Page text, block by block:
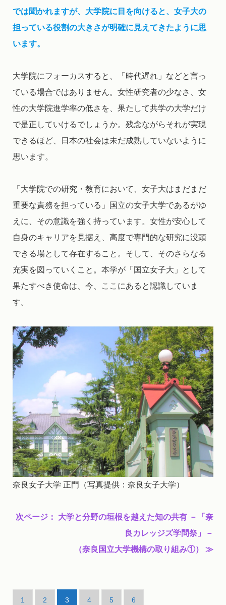
では聞かれますが、大学院に目を向けると、女子大の
担っている役割の大きさが明確に見えてきたように思
います。
大学院にフォーカスすると、「時代遅れ」などと言っ
ている場合ではありません。女性研究者の少なさ、女
性の大学院進学率の低さを、果たして共学の大学だけ
で是正していけるでしょうか。残念ながらそれが実現
できるほど、日本の社会は未だ成熟していないように
思います。
「大学院での研究・教育において、女子大はまだまだ
重要な責務を担っている」国立の女子大学であるがゆ
えに、その意識を強く持っています。女性が安心して
自身のキャリアを見据え、高度で専門的な研究に没頭
できる場として存在すること。そして、そのさらなる
充実を図っていくこと。本学が「国立女子大」として
果たすべき使命は、今、ここにあると認識していま
す。
奈良女子大学 正門（写真提供：奈良女子大学）
次ページ： 大学と分野の垣根を越えた知の共有 －「奈
良カレッジズ学問祭」－
（奈良国立大学機構の取り組み①）
≫
1 2 3 4 5 6